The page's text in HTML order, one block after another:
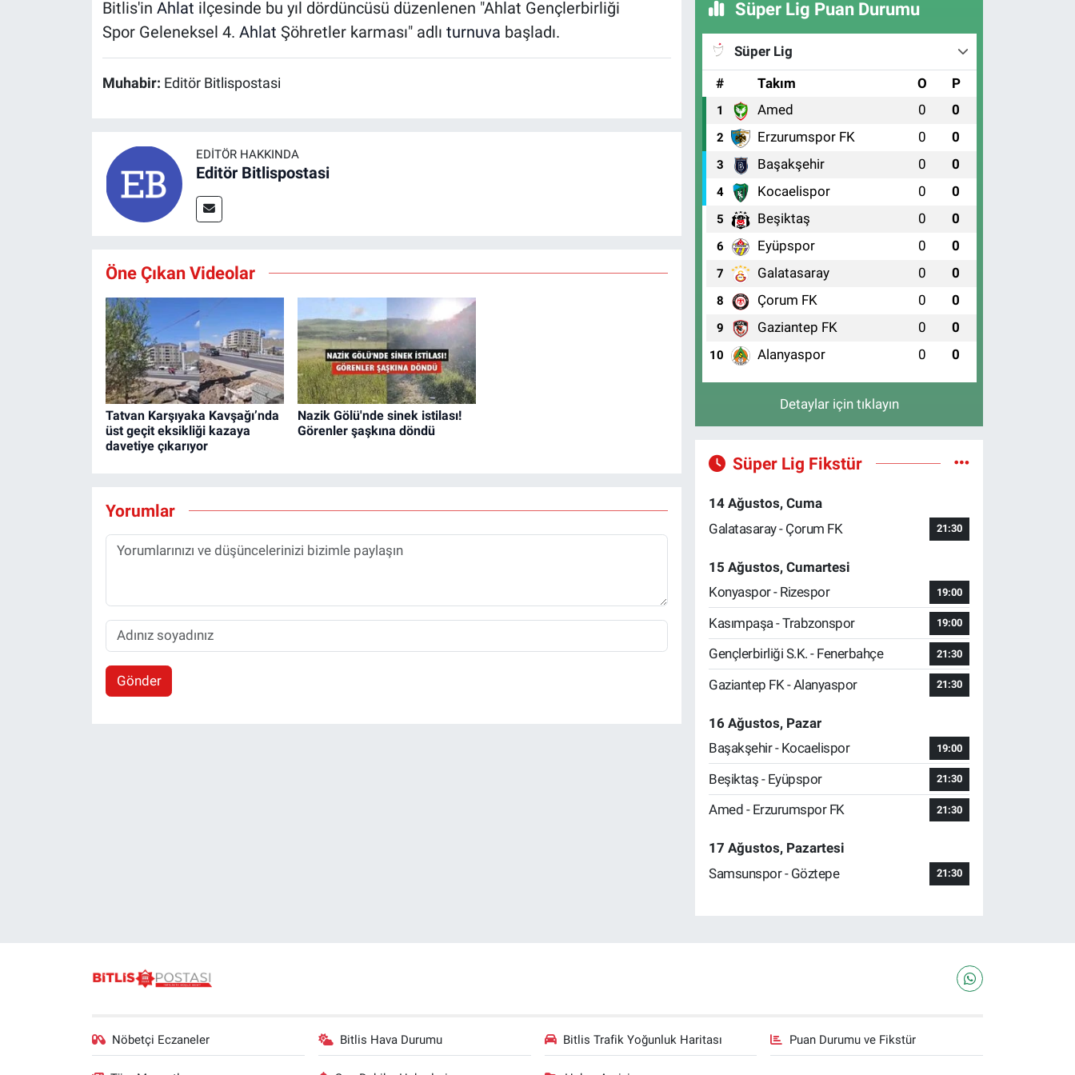
Bitlis'in Ahlat ilçesinde bu yıl dördüncüsü düzenlenen "Ahlat Gençlerbirliği
Spor Geleneksel 4. Ahlat Şöhretler karması" adlı turnuva başladı.
Muhabir: Editör Bitlispostasi
EDITÖR HAKKINDA
Editör Bitlispostasi
Öne Çıkan Videolar
Tatvan Karşıyaka Kavşağı’nda
üst geçit eksikliği kazaya
davetiye çıkarıyor
Nazik Gölü'nde sinek istilası!
Görenler şaşkına döndü
Yorumlar
Gönder
Süper Lig Puan Durumu
Süper Lig
#
Takım O P
1 Amed 0 0
2 Erzurumspor FK 0 0
3 Başakşehir 0 0
4 Kocaelispor 0 0
5 Beşiktaş 0 0
6 Eyüpspor 0 0
7 Galatasaray 0 0
8 Çorum FK 0 0
9 Gaziantep FK 0 0
10 Alanyaspor 0 0
Detaylar için tıklayın
Süper Lig Fikstür
14 Ağustos, Cuma
Galatasaray - Çorum FK
21:30
15 Ağustos, Cumartesi
Konyaspor - Rizespor
19:00
Kasımpaşa - Trabzonspor 19:00
Gençlerbirliği S.K. - Fenerbahçe 21:30
Gaziantep FK - Alanyaspor 21:30
16 Ağustos, Pazar
Başakşehir - Kocaelispor
19:00
Beşiktaş - Eyüpspor 21:30
Amed - Erzurumspor FK 21:30
17 Ağustos, Pazartesi
Samsunspor - Göztepe
21:30
Nöbetçi Eczaneler Bitlis Hava Durumu Bitlis Trafik Yoğunluk Haritası Puan Durumu ve Fikstür
Resmi İlanlar